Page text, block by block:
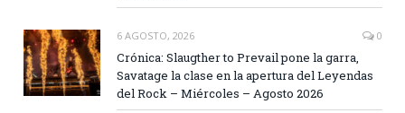
6 AGOSTO, 2026 0
Crónica: Slaugther to Prevail pone la garra,
Savatage la clase en la apertura del Leyendas
del Rock – Miércoles – Agosto 2026